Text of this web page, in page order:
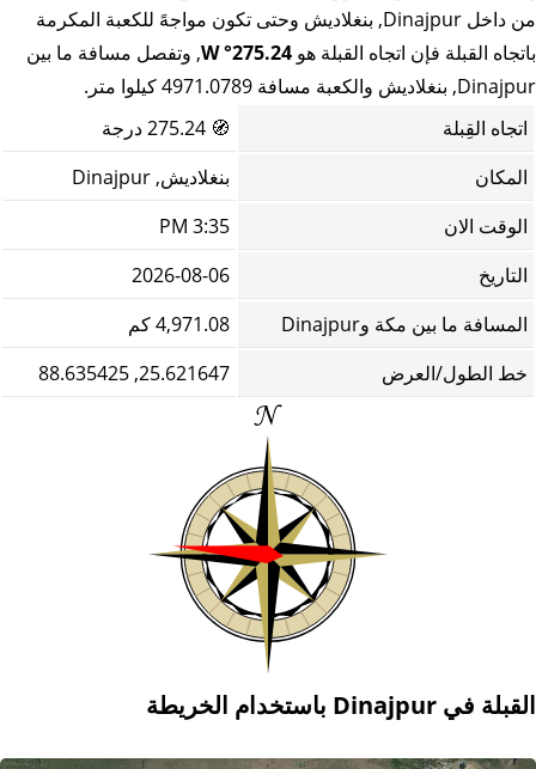
من داخل Dinajpur, بنغلاديش وحتى تكون مواجهً للكعبة المكرمة
باتجاه القبلة فإن اتجاه القبلة هو 275.24° W
, وتفصل مسافة ما بين
Dinajpur, بنغلاديش والكعبة مسافة 4971.0789 كيلوا متر.
اتجاه القِبلة
🧭
المكان
بنغلاديش, Dinajpur
الوقت الان
3:35 PM
التاريخ
2026-08-06
المسافة ما بين مكة وDinajpur
4,971.08 كم
خط الطول/العرض
25.621647, 88.635425
القبلة في Dinajpur باستخدام الخريطة